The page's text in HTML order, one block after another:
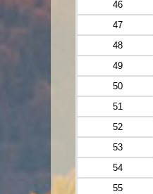
46
47
48
49
50
51
52
53
54
55